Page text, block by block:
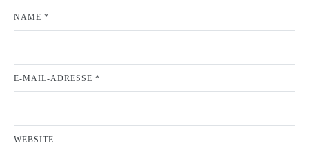
NAME *
E-MAIL-ADRESSE *
WEBSITE